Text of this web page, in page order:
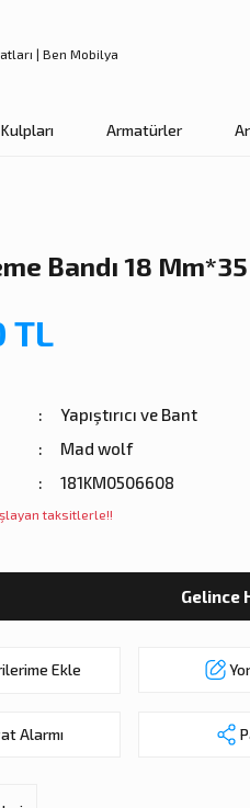
Armatürler
Bandı 18
TL
Yapıştırıcı ve Bant
Mad wolf
181KM0506608
taksitlerle!!
Gelince
Alarmı